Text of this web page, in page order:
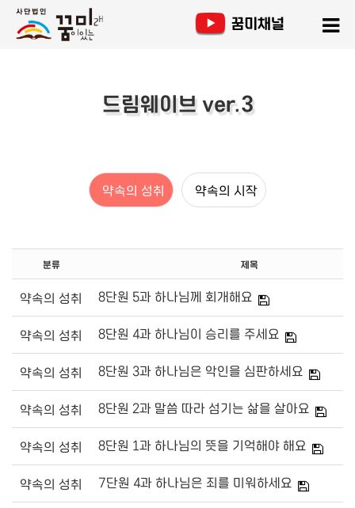
드림웨이브 ver.3
약속의 성취 약속의 시작
분류 제목
약속의 성취 8단원 5과 하나님께 회개해요
약속의 성취 8단원 4과 하나님이 승리를 주세요
약속의 성취 8단원 3과 하나님은 악인을 심판하세요
약속의 성취 8단원 2과 말씀 따라 섬기는 삶을 살아요
약속의 성취 8단원 1과 하나님의 뜻을 기억해야 해요
약속의 성취 7단원 4과 하나님은 죄를 미워하세요